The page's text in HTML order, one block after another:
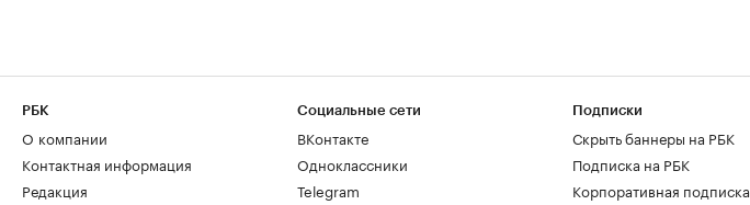
РБК
О компании
Контактная информация
Редакция
Социальные сети
ВКонтакте
Одноклассники
Telegram
Подписки
Скрыть баннеры на РБК
Подписка на РБК
Корпоративная подписка